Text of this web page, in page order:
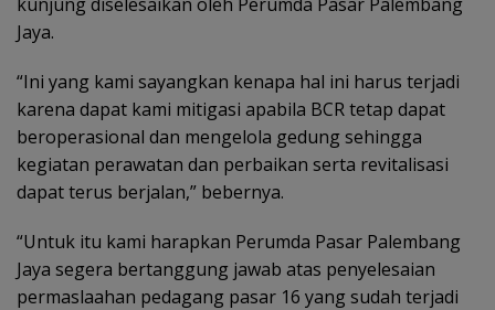
Jaya.
“Ini yang kami sayangkan kenapa hal ini harus terjadi
karena dapat kami mitigasi apabila BCR tetap dapat
beroperasional dan mengelola gedung sehingga
kegiatan perawatan dan perbaikan serta revitalisasi
dapat terus berjalan,” bebernya.
“Untuk itu kami harapkan Perumda Pasar Palembang
Jaya segera bertanggung jawab atas penyelesaian
permaslaahan pedagang pasar 16 yang sudah terjadi